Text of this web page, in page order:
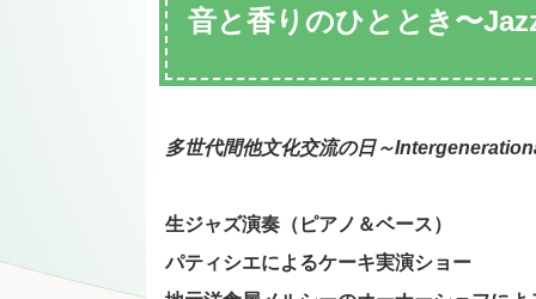
音と香りのひととき〜
多世代間他文化交流の日～
生ジャズ演奏（ピアノ＆ベース）
パティシエによるケーキ実演ショー